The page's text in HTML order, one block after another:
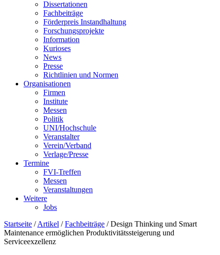
Dissertationen
Fachbeiträge
Förderpreis Instandhaltung
Forschungsprojekte
Information
Kurioses
News
Presse
Richtlinien und Normen
Organisationen
Firmen
Institute
Messen
Politik
UNI/Hochschule
Veranstalter
Verein/Verband
Verlage/Presse
Termine
FVI-Treffen
Messen
Veranstaltungen
Weitere
Jobs
Startseite /Artikel /Fachbeiträge /Design Thinking und Smart
Maintenance ermöglichen Produktivitätssteigerung und
Serviceexzellenz